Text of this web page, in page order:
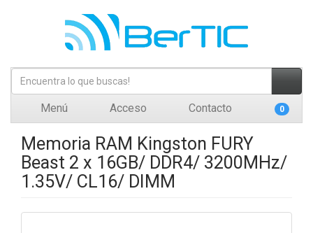
Menú Acceso Contacto 0
Memoria RAM Kingston FURY
Beast 2 x 16GB/ DDR4/ 3200MHz/
1.35V/ CL16/ DIMM